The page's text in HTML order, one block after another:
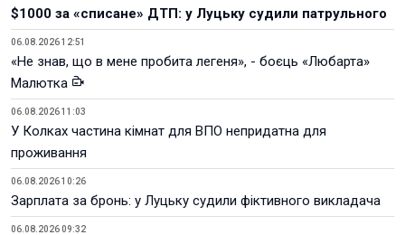
$1000 за «списане» ДТП: у Луцьку судили патрульного
06.08.2026 12:51
«Не знав, що в мене пробита легеня», - боєць «Любарта»
Малютка
06.08.2026 11:03
У Колках частина кімнат для ВПО непридатна для
проживання
06.08.2026 10:26
Зарплата за бронь: у Луцьку судили фіктивного викладача
06.08.2026 09:32